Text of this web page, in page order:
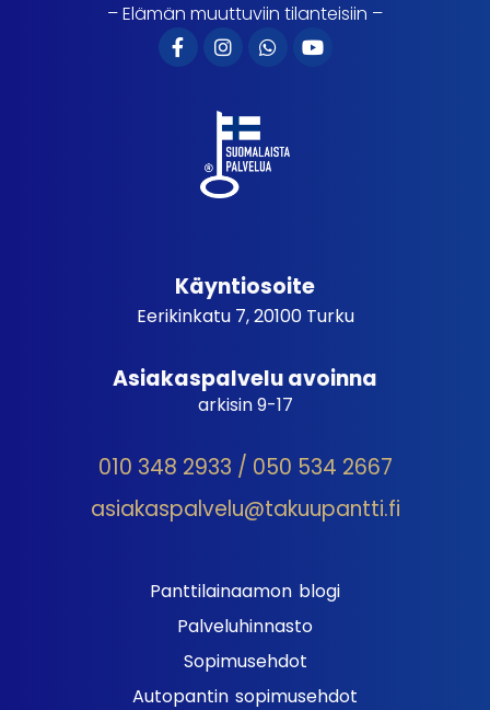
– Elämän muuttuviin tilanteisiin –
Käyntiosoite
Eerikinkatu 7, 20100 Turku
Asiakaspalvelu avoinna
arkisin 9-17
010 348 2933 / 050 534 2667
asiakaspalvelu@takuupantti.fi
Panttilainaamon blogi
Palveluhinnasto
Sopimusehdot
Autopantin sopimusehdot